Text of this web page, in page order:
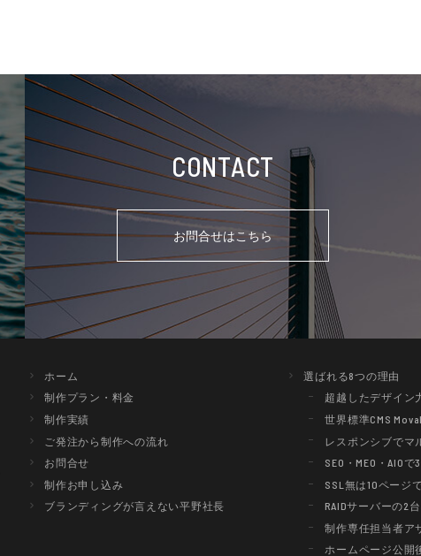
CONTACT
お問合せはこちら
ホーム
制作プラン・料金
制作実績
ご発注から制作への流れ
お問合せ
制作お申し込み
ブランディングが言えない平野社長
選ばれる8つの理由
超越したデザイン
世界標準CMS
レスポンシブでマ
SEO・MEO・AIO
SSL無は10ページ
RAIDサーバーの2
制作専任担当者ア
ホームページ公開